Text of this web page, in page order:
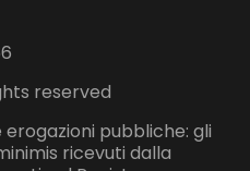
reserved
pubbliche: gli
ricevuti dalla